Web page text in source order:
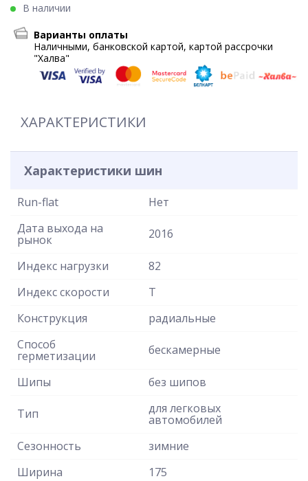
В наличии
Варианты оплаты
Наличными, банковской картой, картой рассрочки
"Халва"
ХАРАКТЕРИСТИКИ
Характеристики шин
Run-flat
Нет
Дата выхода на
рынок 2016
Индекс нагрузки
82
Индекс скорости
T
Конструкция
радиальные
Способ
герметизации бескамерные
Шипы без шипов
Тип для легковых
автомобилей
Сезонность
зимние
Ширина
175